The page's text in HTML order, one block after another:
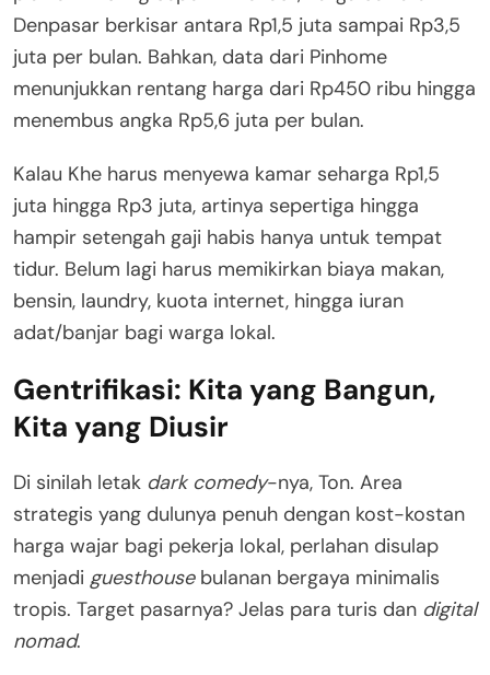
Denpasar berkisar antara Rp1,5 juta sampai Rp3,5
juta per bulan. Bahkan, data dari Pinhome
menunjukkan rentang harga dari Rp450 ribu hingga
menembus angka Rp5,6 juta per bulan.
Kalau Khe harus menyewa kamar seharga Rp1,5
juta hingga Rp3 juta, artinya sepertiga hingga
hampir setengah gaji habis hanya untuk tempat
tidur. Belum lagi harus memikirkan biaya makan,
bensin, laundry, kuota internet, hingga iuran
adat/banjar bagi warga lokal.
Gentrifikasi: Kita yang Bangun,
Kita yang Diusir
Di sinilah letak dark comedy-nya, Ton. Area
strategis yang dulunya penuh dengan kost-kostan
harga wajar bagi pekerja lokal, perlahan disulap
menjadi guesthousebulanan bergaya minimalis
tropis. Target pasarnya? Jelas para turis dan digital
nomad.